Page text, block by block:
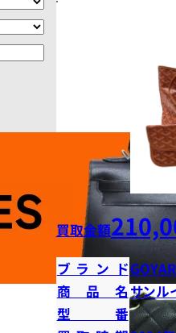
買取金額
ブランド
商品名 サンル
型番